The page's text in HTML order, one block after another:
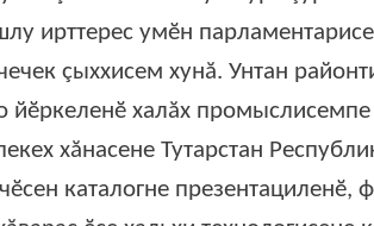
ирттерес умӗн
çыххисем хунă. Унтан
йӗркеленӗ халăх промыслисемпе
хăнасене Тутарстан
каталогне презентациленӗ,